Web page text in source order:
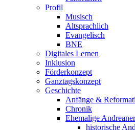
Profil
Musisch
Altsprachlich
Evangelisch
BNE
Digitales Lernen
Inklusion
Förderkonzept
Ganztagskonzept
Geschichte
Anfänge &
Chronik
Ehemalige
historische